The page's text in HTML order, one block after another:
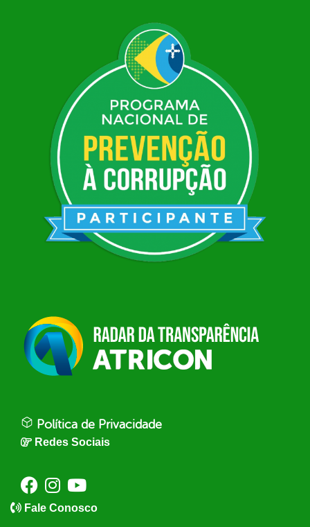
Política de Privacidade
Redes Sociais
Fale Conosco